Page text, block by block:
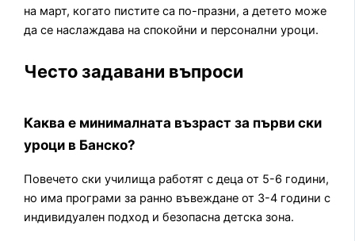
на март, когато пистите са по-празни, а детето може
да се наслаждава на спокойни и персонални уроци.
Често задавани въпроси
Каква е минималната възраст за първи ски
уроци в Банско?
Повечето ски училища работят с деца от 5-6 години,
но има програми за ранно въвеждане от 3-4 години с
индивидуален подход и безопасна детска зона.